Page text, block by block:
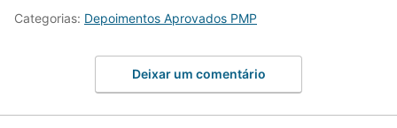
Categorias: Depoimentos Aprovados PMP
Deixar um comentário